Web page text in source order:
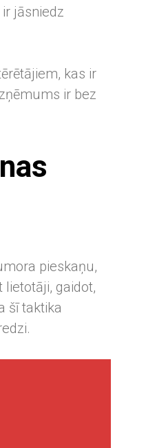
jāsniedz
kas ir
ir bez
pieskaņu,
gaidot,
šī taktika